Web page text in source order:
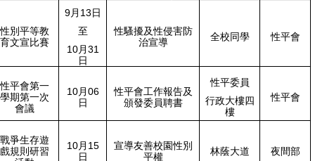
性別平等教
育文宣比賽
9月13日
至
10月31
日
性騷擾及性侵害防
治宣導
全校同學 性平會
性平會第一
學期第一次
會議
10月06
日
性平會工作報告及
頒發委員聘書
性平委員
行政大樓四
樓
性平會
戰爭生存遊
戲規則研習
10月15
日
宣導友善校園性別
平權
林蔭大道 夜間部